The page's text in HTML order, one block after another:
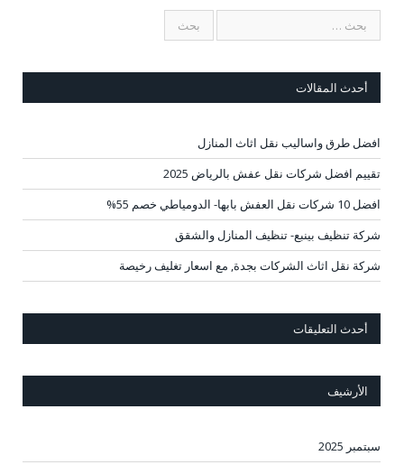
أحدث المقالات
افضل طرق واساليب نقل اثاث المنازل
تقييم افضل شركات نقل عفش بالرياض 2025
افضل 10 شركات نقل العفش بابها- الدومياطي خصم 55%
شركة تنظيف بينبع- تنظيف المنازل والشقق
شركة نقل اثاث الشركات بجدة, مع اسعار تغليف رخيصة
أحدث التعليقات
الأرشيف
سبتمبر 2025